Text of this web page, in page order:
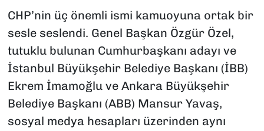
CHP’nin üç önemli ismi kamuoyuna ortak bir
sesle seslendi. Genel Başkan Özgür Özel,
tutuklu bulunan Cumhurbaşkanı adayı ve
İstanbul Büyükşehir Belediye Başkanı (İBB)
Ekrem İmamoğlu ve Ankara Büyükşehir
Belediye Başkanı (ABB) Mansur Yavaş,
sosyal medya hesapları üzerinden aynı